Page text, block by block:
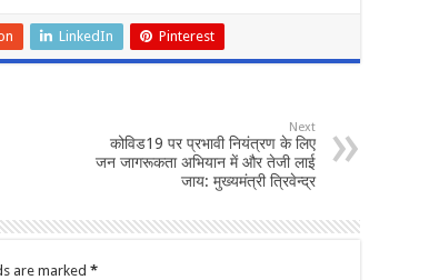
LinkedIn Pinterest
Next
कोविड19 पर प्रभावी नियंत्रण के लिए
जन जागरूकता अभियान में और तेजी लाई
जाय: मुख्यमंत्री त्रिवेन्द्र
are marked *